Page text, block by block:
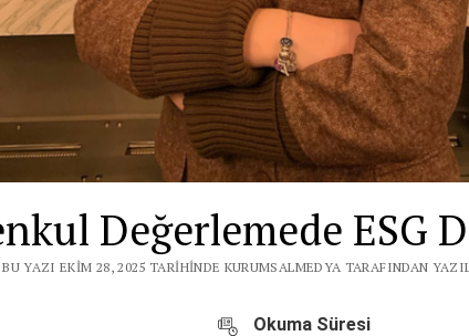
Değerlemede ESG
BU YAZI EKIM 28, 2025 TARIHINDE KURUMSALMEDYA TARAFINDAN
Okuma Süresi